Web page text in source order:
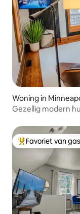
Woning in
Gezellig modern
Topfavoriet van
Favoriet van